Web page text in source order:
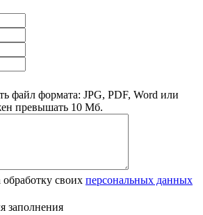
файл формата: JPG, PDF, Word или
превышать 10 Мб.
своих персональных данных
заполнения